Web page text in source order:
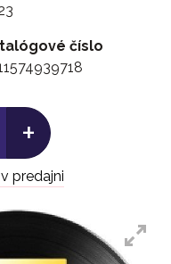
Mean You
Do It
číslo
+
predajni